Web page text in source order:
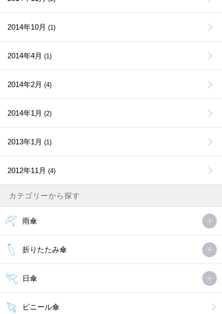
2014年10月 (1)
2014年4月 (1)
2014年2月 (4)
2014年1月 (2)
2013年1月 (1)
2012年11月 (4)
カテゴリーから探す
雨傘
折りたたみ傘
日傘
ビニール傘